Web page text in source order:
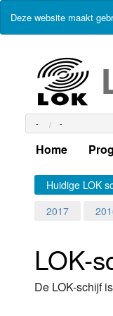
Deze website maakt
- -
Home
Alle
Huidige LOK
2017
LOK-
De LOK-schijf